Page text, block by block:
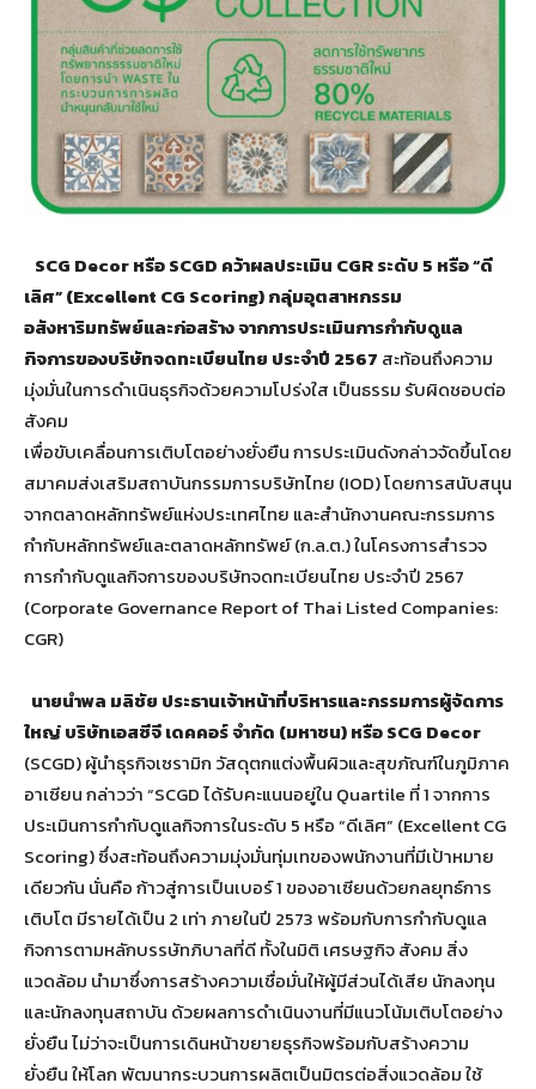
SCG DecorหรือSCGD คว้าผลประเมิน CGRระดับ 5 หรือ “ดี
เลิศ” (Excellent CG Scoring) กลุ่มอุตสาหกรรม
อสังหาริมทรัพย์และก่อสร้าง จากการประเมินการกำกับดูแล
กิจการของบริษัทจดทะเบียนไทย ประจำปี 2567 สะท้อนถึงความ
มุ่งมั่นในการดำเนินธุรกิจด้วยความโปร่งใส เป็นธรรม รับผิดชอบต่อ
สังคม
เพื่อขับเคลื่อนการเติบโตอย่างยั่งยืน การประเมินดังกล่าวจัดขึ้นโดย
สมาคมส่งเสริมสถาบันกรรมการบริษัทไทย (IOD) โดยการสนับสนุน
จากตลาดหลักทรัพย์แห่งประเทศไทย และสำนักงานคณะกรรมการ
กำกับหลักทรัพย์และตลาดหลักทรัพย์ (ก.ล.ต.) ในโครงการสำรวจ
การกำกับดูแลกิจการของบริษัทจดทะเบียนไทย ประจำปี 2567
(Corporate Governance Report of Thai Listed Companies:
CGR)
นายนำพล มลิชัย ประธานเจ้าหน้าที่บริหารและกรรมการผู้จัดการ
ใหญ่ บริษัทเอสซีจี เดคคอร์ จำกัด (มหาชน) หรือ SCG Decor
(SCGD) ผู้นำธุรกิจเซรามิก วัสดุตกแต่งพื้นผิวและสุขภัณฑ์ในภูมิภาค
อาเซียน กล่าวว่า “SCGD ได้รับคะแนนอยู่ใน Quartile ที่ 1 จากการ
ประเมินการกำกับดูแลกิจการในระดับ 5 หรือ “ดีเลิศ” (Excellent CG
Scoring) ซึ่งสะท้อนถึงความมุ่งมั่นทุ่มเทของพนักงานที่มีเป้าหมาย
เดียวกัน นั่นคือ ก้าวสู่การเป็นเบอร์ 1 ของอาเซียนด้วยกลยุทธ์การ
เติบโต มีรายได้เป็น 2 เท่า ภายในปี 2573 พร้อมกับการกำกับดูแล
กิจการตามหลักบรรษัทภิบาลที่ดี ทั้งในมิติ เศรษฐกิจ สังคม สิ่ง
แวดล้อม นำมาซึ่งการสร้างความเชื่อมั่นให้ผู้มีส่วนได้เสีย นักลงทุน
และนักลงทุนสถาบัน ด้วยผลการดำเนินงานที่มีแนวโน้มเติบโตอย่าง
ยั่งยืน ไม่ว่าจะเป็นการเดินหน้าขยายธุรกิจพร้อมกับสร้างความ
ยั่งยืน ให้โลก พัฒนากระบวนการผลิตเป็นมิตรต่อสิ่งแวดล้อม ใช้